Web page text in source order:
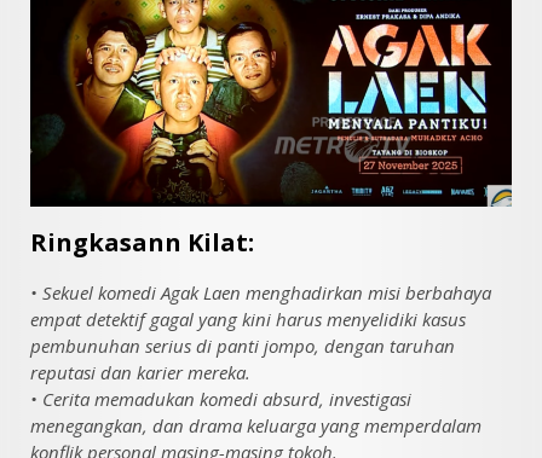
Ringkasann Kilat:
• Sekuel komedi Agak Laen menghadirkan misi berbahaya
empat detektif gagal yang kini harus menyelidiki kasus
pembunuhan serius di panti jompo, dengan taruhan
reputasi dan karier mereka.
• Cerita memadukan komedi absurd, investigasi
menegangkan, dan drama keluarga yang memperdalam
konflik personal masing-masing tokoh.